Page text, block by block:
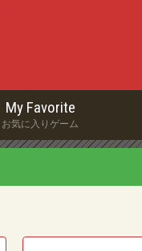
My Favorite
お気に入りゲーム